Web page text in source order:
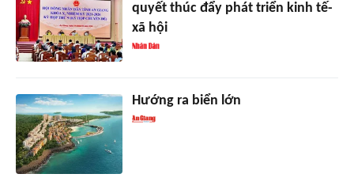
quyết thúc đẩy phát triển kinh tế-
xã hội
Hướng ra biển lớn